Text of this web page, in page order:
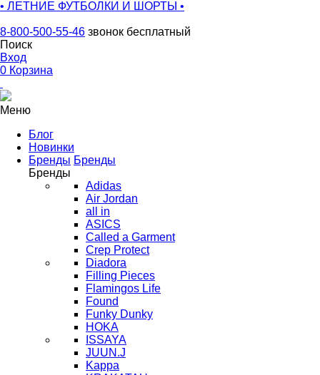
• ЛЕТНИЕ ФУТБОЛКИ И ШОРТЫ •
8-800-500-55-46 звонок бесплатный
Поиск
Вход
0 Корзина
Меню
Блог
Новинки
Бренды Бренды
Бренды
Adidas
Air Jordan
all in
ASICS
Called a Garment
Crep Protect
Diadora
Filling Pieces
Flamingos Life
Found
Funky Dunky
HOKA
ISSAYA
JUUN.J
Kappa